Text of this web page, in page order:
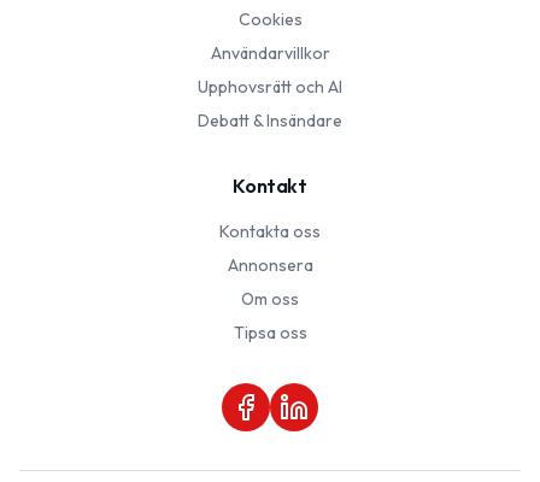
Cookies
Användarvillkor
Upphovsrätt och AI
Debatt & Insändare
Kontakt
Kontakta oss
Annonsera
Om oss
Tipsa oss